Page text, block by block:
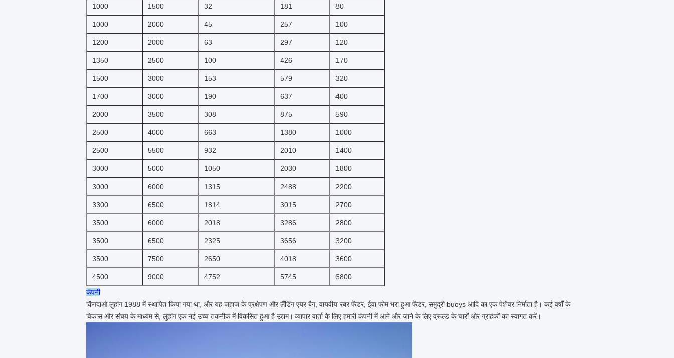
1000 1500 32 181 80
1000 2000 45 257 100
1200 2000 63 297 120
1350 2500 100 426 170
1500 3000 153 579 320
1700 3000 190 637 400
2000 3500 308 875 590
2500 4000 663 1380 1000
2500 5500 932 2010 1400
3000 5000 1050 2030 1800
3000 6000 1315 2488 2200
3300 6500 1814 3015 2700
3500 6000 2018 3286 2800
3500 6500 2325 3656 3200
3500 7500 2650 4018 3600
4500 9000 4752 5745
6800
कंपनी
क़िंगदाओ लुहांग 1988 में स्थापित किया गया था, और यह जहाज के प्रक्षेपण और लैंडिंग एयर बैग, वायवीय रबर फेंडर, ईवा फोम भरा हुआ फेंडर, समुद्री buoys आदि का एक पेशेवर निर्माता है। कई वर्षों के
विकास और संचय के माध्यम से, लुहांग एक नई उच्च तकनीक में विकसित हुआ है उद्यम। व्यापार वार्ता के लिए हमारी कंपनी में आने और जाने के लिए व्रूल्ड के चारों ओर ग्राहकों का स्वागत करें।